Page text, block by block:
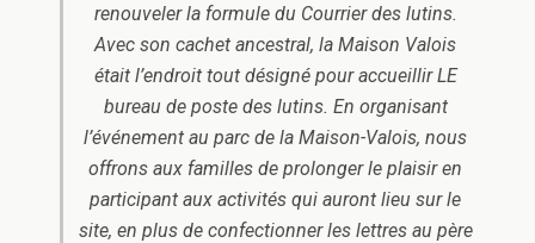
renouveler la formule du Courrier des lutins.
Avec son cachet ancestral, la Maison Valois
était l’endroit tout désigné pour accueillir LE
bureau de poste des lutins. En organisant
l’événement au parc de la Maison-Valois, nous
offrons aux familles de prolonger le plaisir en
participant aux activités qui auront lieu sur le
site, en plus de confectionner les lettres au père